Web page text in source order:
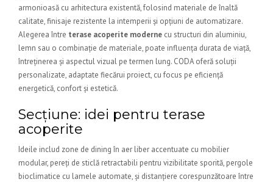
armonioasă cu arhitectura existentă, folosind materiale de înaltă
calitate, finisaje rezistente la intemperii și opțiuni de automatizare.
Alegerea între terase acoperite moderne cu structuri din aluminiu,
lemn sau o combinație de materiale, poate influența durata de viață,
întreținerea și aspectul vizual pe termen lung. CODA oferă soluții
personalizate, adaptate fiecărui proiect, cu focus pe eficiență
energetică, confort și estetică.
Secțiune: idei pentru terase
acoperite
Ideile includ zone de dining în aer liber accentuate cu mobilier
modular, pereți de sticlă retractabili pentru vizibilitate sporită, pergole
bioclimatice cu lamele automate, și distanțiere corespunzătoare între